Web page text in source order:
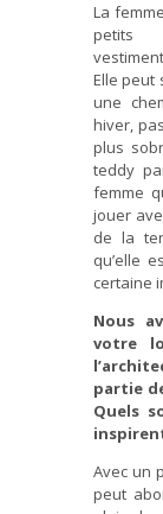
La
petits
Elle peut
une
hiver,
plus
teddy
femme
jouer
de la
qu’elle
certaine
Nous
votre
partie
Quels
Avec un
peut